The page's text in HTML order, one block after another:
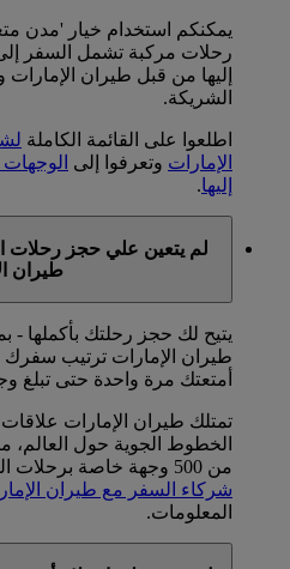
يمكنكم استخدام خيار 'مدن
رحلات مركبة تشمل السفر
إليها من قبل طيران
الشريكة.
اطلعوا على القائمة الكاملة
الإمارات وتعرفوا إلى
إليها.
لم يتعين علي حجز رحلات
طيران
يتيح لك حجز رحلتك بأكملها -
طيران الإمارات ترتيب
أمتعتك مرة واحدة حتى تبلغ
تمتلك طيران الإمارات
الخطوط الجوية حول العالم،
من 500 وجهة خاصة برحلات المتابعة. اطلعوا على صفحة
شركاء السفر مع طيران
المعلومات.